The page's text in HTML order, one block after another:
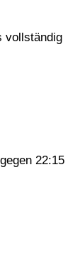
vollständig
22:15